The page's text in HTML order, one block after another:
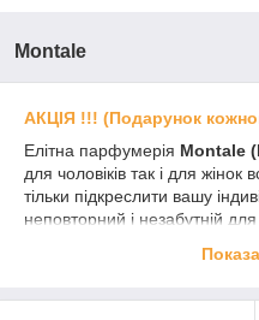
Montale
АКЦІЯ !!! (Подарунок
Елітна парфумерія Montale
для чоловіків так і для жінок
тільки підкреслити вашу
неповторний і незабутній
впевненої в собі жінки,